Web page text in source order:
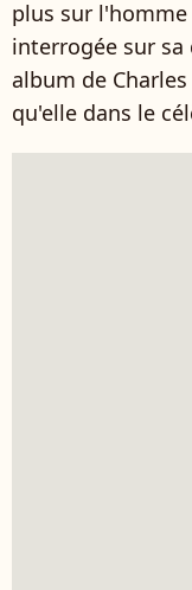
plus sur
interrogée sur
album de
qu'elle dans le